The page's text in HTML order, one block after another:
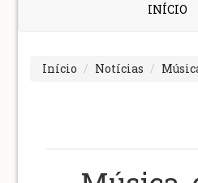
INÍCIO
Início Notícias